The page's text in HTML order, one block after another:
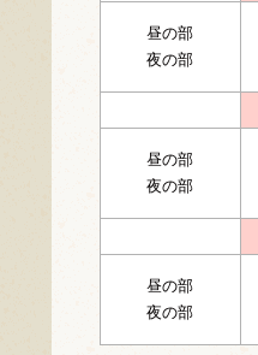
昼の部
夜の部
昼の部
夜の部
昼の部
夜の部